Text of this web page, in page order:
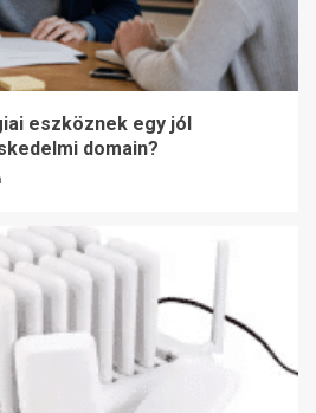
eszköznek egy jól
domain?